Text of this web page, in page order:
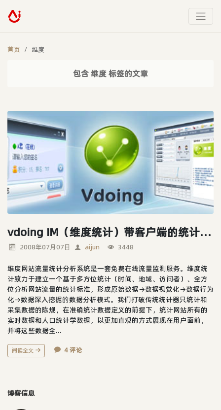
首页 维度
包含 维度 标签的文章
vdoing IM（维度统计）带客户端的统计系统
2008年07月07日 aijun 3448
维度网站流量统计分析系统是一套免费在线流量监测服务。维度统
计致力于建立一个基于多方位统计（时间、地域、访问者）、全方
位分析网站流量的统计标准，形成原始数据→数据视觉化→数据行为
化→数据深入挖掘的数据分析模式。我们打破传统统计器只统计和
采集数据的陈规，在准确统计数据定义的前提下，统计网站所有的
实时数据和人口统计学数据，以更加直观的方式展现在用户面前，
并将这些数据全...
阅读全文 4 评论
博客信息